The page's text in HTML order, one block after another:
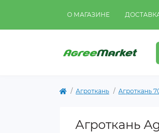
О МАГАЗИНЕ
Агроткань Агроткань
Агроткань